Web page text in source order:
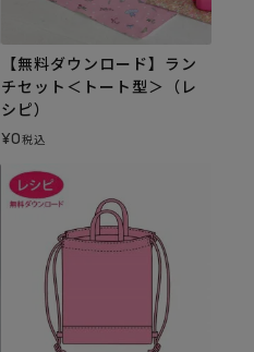
【無料ダウンロード】ラン
チセット＜トート型＞（レ
シピ）
¥0税込